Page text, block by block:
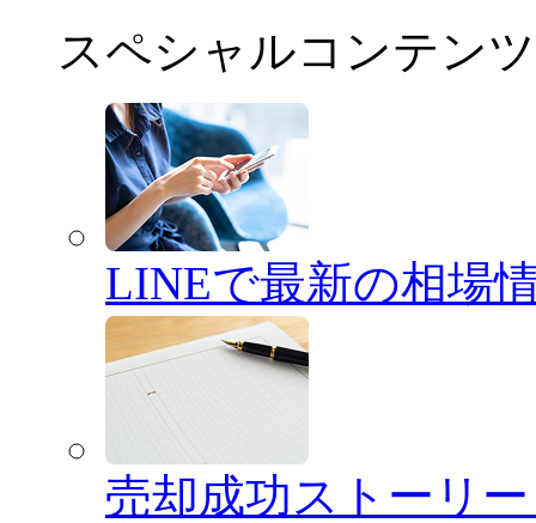
スペシャルコンテンツ
LINEで最新の相場
売却成功ストーリ